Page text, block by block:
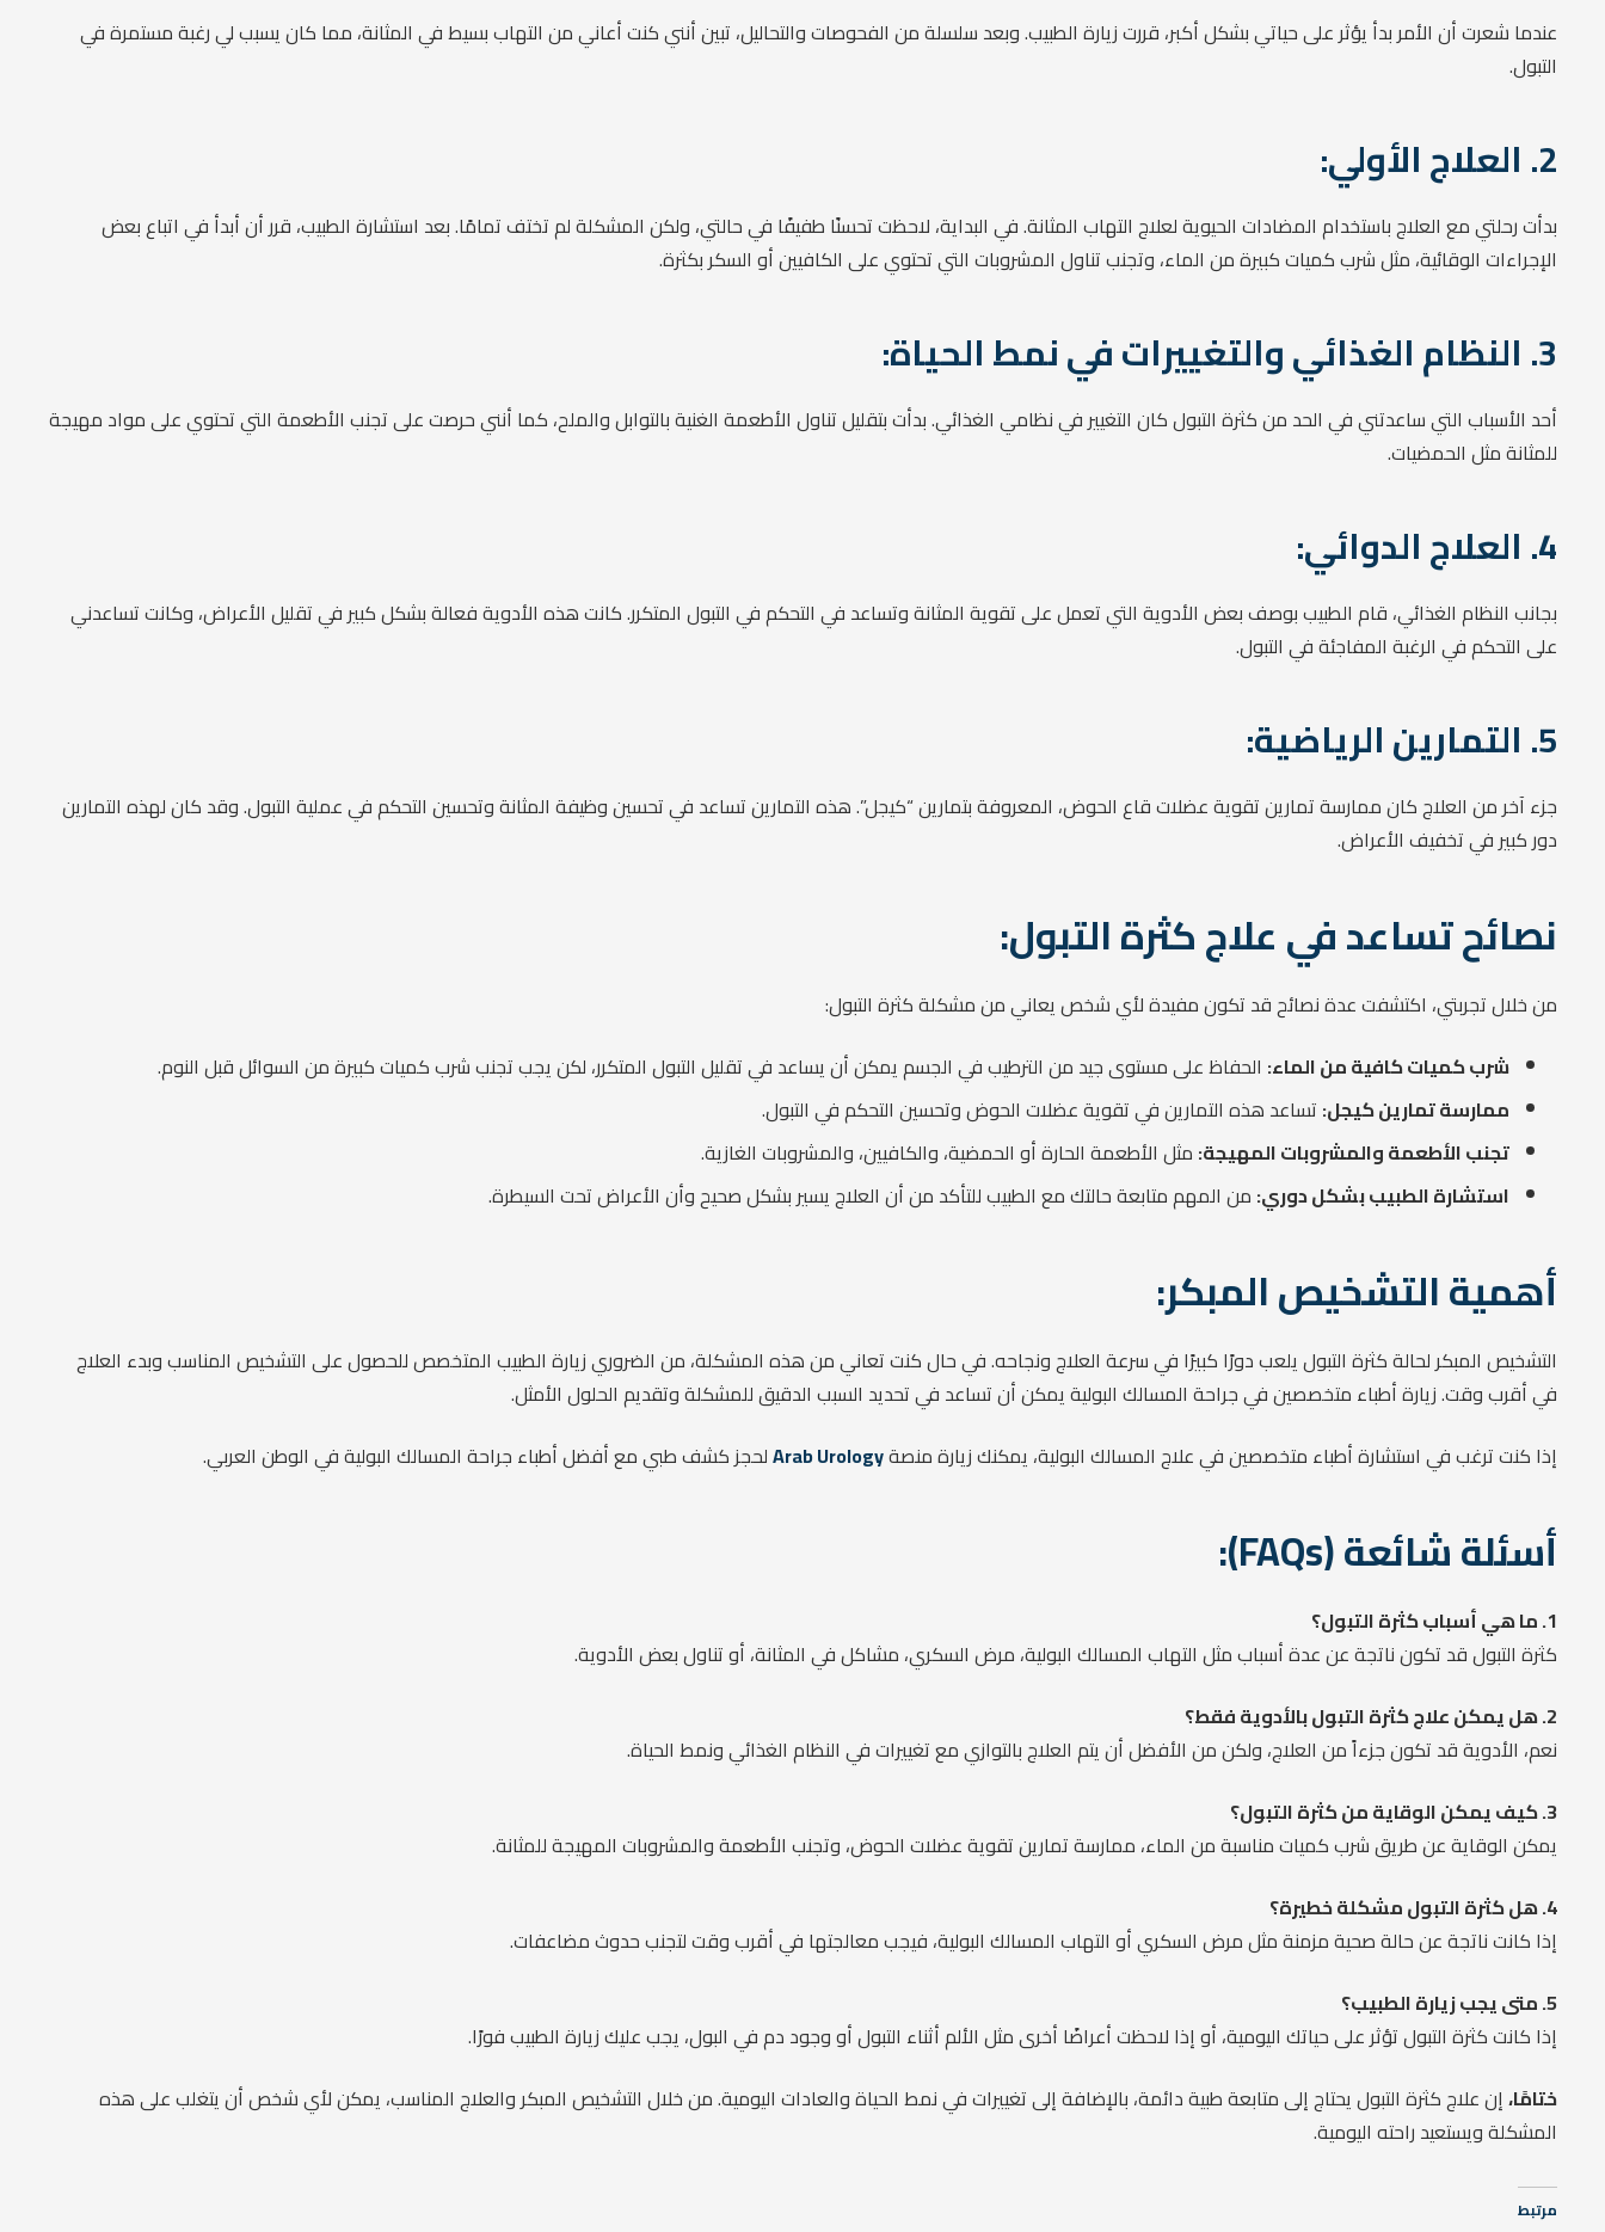
عندما شعرت أن الأمر بدأ يؤثر على حياتي بشكل أكبر، قررت زيارة الطبيب. وبعد سلسلة من الفحوصات والتحاليل، تبين أنني كنت أعاني من التهاب بسيط في المثانة، مما كان يسبب لي رغبة مستمرة في
التبول.
2. العلاج الأولي:
بدأت رحلتي مع العلاج باستخدام المضادات الحيوية لعلاج التهاب المثانة. في البداية، لاحظت تحسنًا طفيفًا في حالتي، ولكن المشكلة لم تختف تمامًا. بعد استشارة الطبيب، قرر أن أبدأ في اتباع بعض
الإجراءات الوقائية، مثل شرب كميات كبيرة من الماء، وتجنب تناول المشروبات التي تحتوي على الكافيين أو السكر بكثرة.
3. النظام الغذائي والتغييرات في نمط الحياة:
أحد الأسباب التي ساعدتني في الحد من كثرة التبول كان التغيير في نظامي الغذائي. بدأت بتقليل تناول الأطعمة الغنية بالتوابل والملح، كما أنني حرصت على تجنب الأطعمة التي تحتوي على مواد مهيجة
للمثانة مثل الحمضيات.
4. العلاج الدوائي:
بجانب النظام الغذائي، قام الطبيب بوصف بعض الأدوية التي تعمل على تقوية المثانة وتساعد في التحكم في التبول المتكرر. كانت هذه الأدوية فعالة بشكل كبير في تقليل الأعراض، وكانت تساعدني
على التحكم في الرغبة المفاجئة في التبول.
5. التمارين الرياضية:
جزء آخر من العلاج كان ممارسة تمارين تقوية عضلات قاع الحوض، المعروفة بتمارين “كيجل”. هذه التمارين تساعد في تحسين وظيفة المثانة وتحسين التحكم في عملية التبول. وقد كان لهذه التمارين
دور كبير في تخفيف الأعراض.
نصائح تساعد في علاج كثرة التبول:
من خلال تجربتي، اكتشفت عدة نصائح قد تكون مفيدة لأي شخص يعاني من مشكلة كثرة التبول:
شرب كميات كافية من الماء: الحفاظ على مستوى جيد من الترطيب في الجسم يمكن أن يساعد في تقليل التبول المتكرر، لكن يجب تجنب شرب كميات كبيرة من السوائل قبل النوم.
ممارسة تمارين كيجل: تساعد هذه التمارين في تقوية عضلات الحوض وتحسين التحكم في التبول.
تجنب الأطعمة والمشروبات المهيجة: مثل الأطعمة الحارة أو الحمضية، والكافيين، والمشروبات الغازية.
استشارة الطبيب بشكل دوري: من المهم متابعة حالتك مع الطبيب للتأكد من أن العلاج يسير بشكل صحيح وأن الأعراض تحت السيطرة.
أهمية التشخيص المبكر:
التشخيص المبكر لحالة كثرة التبول يلعب دورًا كبيرًا في سرعة العلاج ونجاحه. في حال كنت تعاني من هذه المشكلة، من الضروري زيارة الطبيب المتخصص للحصول على التشخيص المناسب وبدء العلاج
في أقرب وقت. زيارة أطباء متخصصين في جراحة المسالك البولية يمكن أن تساعد في تحديد السبب الدقيق للمشكلة وتقديم الحلول الأمثل.
إذا كنت ترغب في استشارة أطباء متخصصين في علاج المسالك البولية، يمكنك زيارة منصةArab Urologyلحجز كشف طبي مع أفضل أطباء جراحة المسالك البولية في الوطن العربي.
أسئلة شائعة (FAQs):
1. ما هي أسباب كثرة التبول؟
كثرة التبول قد تكون ناتجة عن عدة أسباب مثل التهاب المسالك البولية، مرض السكري، مشاكل في المثانة، أو تناول بعض الأدوية.
2. هل يمكن علاج كثرة التبول بالأدوية فقط؟
نعم، الأدوية قد تكون جزءاً من العلاج، ولكن من الأفضل أن يتم العلاج بالتوازي مع تغييرات في النظام الغذائي ونمط الحياة.
3. كيف يمكن الوقاية من كثرة التبول؟
يمكن الوقاية عن طريق شرب كميات مناسبة من الماء، ممارسة تمارين تقوية عضلات الحوض، وتجنب الأطعمة والمشروبات المهيجة للمثانة.
4. هل كثرة التبول مشكلة خطيرة؟
إذا كانت ناتجة عن حالة صحية مزمنة مثل مرض السكري أو التهاب المسالك البولية، فيجب معالجتها في أقرب وقت لتجنب حدوث مضاعفات.
5. متى يجب زيارة الطبيب؟
إذا كانت كثرة التبول تؤثر على حياتك اليومية، أو إذا لاحظت أعراضًا أخرى مثل الألم أثناء التبول أو وجود دم في البول، يجب عليك زيارة الطبيب فورًا.
ختامًا،إن علاج كثرة التبول يحتاج إلى متابعة طبية دائمة، بالإضافة إلى تغييرات في نمط الحياة والعادات اليومية. من خلال التشخيص المبكر والعلاج المناسب، يمكن لأي شخص أن يتغلب على هذه
المشكلة ويستعيد راحته اليومية.
مرتبط